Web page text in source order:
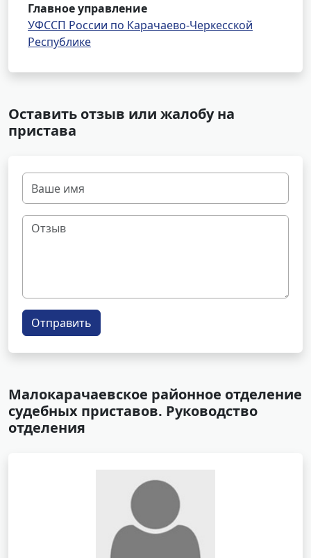
Главное управление
УФССП России по Карачаево-Черкесской
Республике
Оставить отзыв или жалобу на
пристава
Отправить
Малокарачаевское районное отделение
судебных приставов. Руководство
отделения